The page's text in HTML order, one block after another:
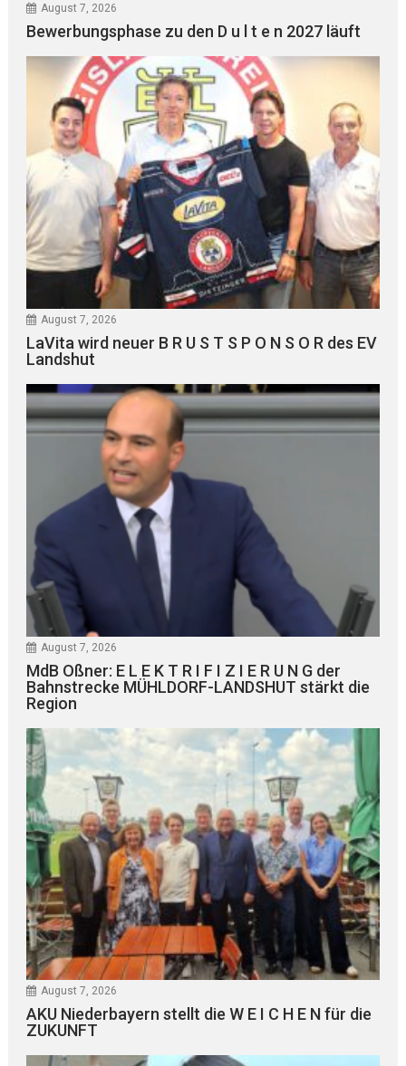
August 7, 2026
Bewerbungsphase zu den D u l t e n 2027 läuft
August 7, 2026
LaVita wird neuer B R U S T S P O N S O R des EV
Landshut
August 7, 2026
MdB Oßner: E L E K T R I F I Z I E R U N G der
Bahnstrecke MÜHLDORF-LANDSHUT stärkt die
Region
August 7, 2026
AKU Niederbayern stellt die W E I C H E N für die
ZUKUNFT